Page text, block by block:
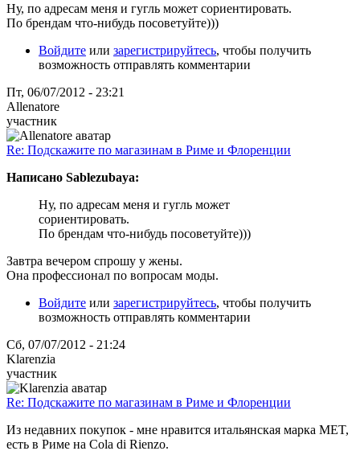
Ну, по адресам меня и гугль может сориентировать.
По брендам что-нибудь посоветуйте)))
Войдите или зарегистрируйтесь, чтобы получить
возможность отправлять комментарии
Пт, 06/07/2012 - 23:21
Allenatore
участник
Re: Подскажите по магазинам в Риме и Флоренции
Написано Sablezubaya:
Ну, по адресам меня и гугль может
сориентировать.
По брендам что-нибудь посоветуйте)))
Завтра вечером спрошу у жены.
Она профессионал по вопросам моды.
Войдите или зарегистрируйтесь, чтобы получить
возможность отправлять комментарии
Сб, 07/07/2012 - 21:24
Klarenzia
участник
Re: Подскажите по магазинам в Риме и Флоренции
Из недавних покупок - мне нравится итальянская марка MET,
есть в Риме на Cola di Rienzo.